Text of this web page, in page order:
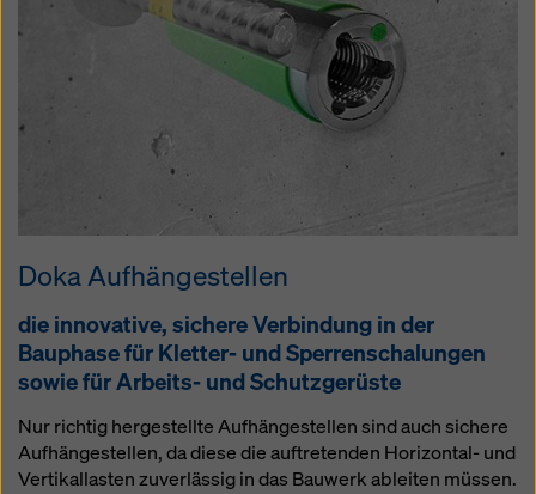
Doka Aufhängestellen
die innovative, sichere Verbindung in der
Bauphase für Kletter- und Sperrenschalungen
sowie für Arbeits- und Schutzgerüste
Nur richtig hergestellte Aufhängestellen sind auch sichere
Aufhängestellen, da diese die auftretenden Horizontal- und
Vertikallasten zuverlässig in das Bauwerk ableiten müssen.